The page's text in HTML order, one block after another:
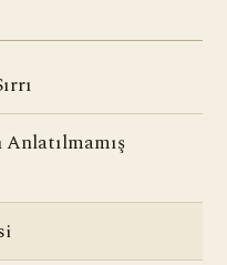
Anlatılmamış